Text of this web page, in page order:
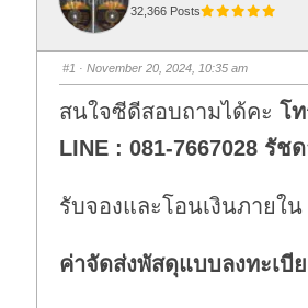
32,366 Posts
#1 · November 20, 2024, 10:35 am
สนใจซีดีสอบถามได้คะโ
LINE : 081-7667028 รัช
รับจองและโอนเงินภายใ
ค่าจัดส่งพัสดุแบบลงทะเบี